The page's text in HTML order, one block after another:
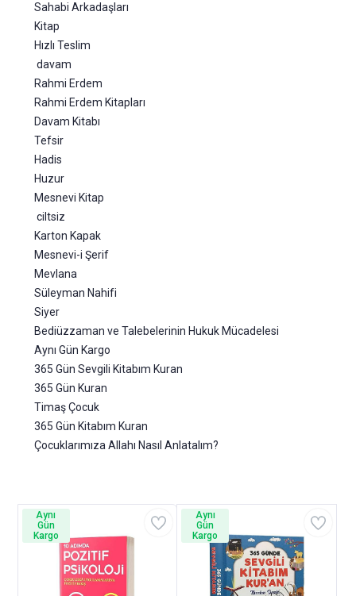
Sahabi Arkadaşları
Kitap
Hızlı Teslim
davam
Rahmi Erdem
Rahmi Erdem Kitapları
Davam Kitabı
Tefsir
Hadis
Huzur
Mesnevi Kitap
ciltsiz
Karton Kapak
Mesnevi-i Şerif
Mevlana
Süleyman Nahifi
Siyer
Bediüzzaman ve Talebelerinin Hukuk Mücadelesi
Aynı Gün Kargo
365 Gün Sevgili Kitabım Kuran
365 Gün Kuran
Timaş Çocuk
365 Gün Kitabım Kuran
Çocuklarımıza Allahı Nasıl Anlatalım?
Aynı
Gün
Kargo
Aynı
Gün
Kargo